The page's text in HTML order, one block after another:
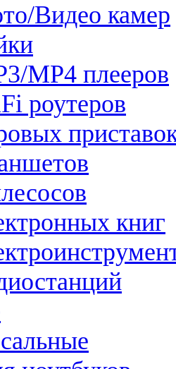
Видео камер
MP4 плееров
роутеров
книг